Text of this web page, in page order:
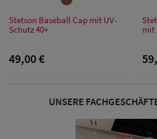
Damen UV-
Damen
Sonnenschilder
Stetson Baseball Cap mit UV-
Schutz 40+
49,00 €
mit
UNSERE